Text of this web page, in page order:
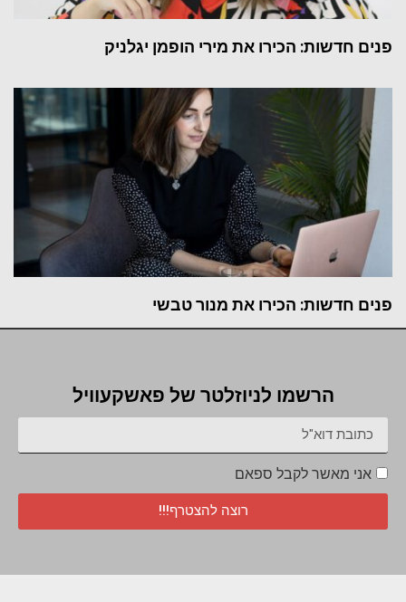
פנים חדשות: הכירו את מירי הופמן יגלניק
פנים חדשות: הכירו את מנור טבשי
הרשמו לניוזלטר של פאשקעוויל
אני מאשר לקבל ספאם
רוצה להצטרף!!!